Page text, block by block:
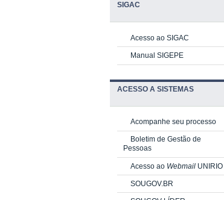
SIGAC
Acesso ao SIGAC
Manual SIGEPE
ACESSO A SISTEMAS
Acompanhe seu processo
Boletim de Gestão de
Pessoas
Acesso ao Webmail UNIRIO
SOUGOV.BR